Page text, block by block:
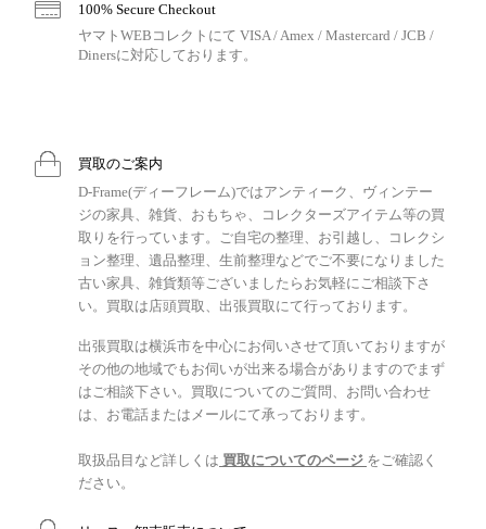
100% Secure Checkout
ヤマトWEBコレクトにて VISA / Amex / Mastercard / JCB /
Dinersに対応しております。
買取のご案内
D-Frame(ディーフレーム)ではアンティーク、ヴィンテー
ジの家具、雑貨、おもちゃ、コレクターズアイテム等の買
取りを行っています。ご自宅の整理、お引越し、コレクシ
ョン整理、遺品整理、生前整理などでご不要になりました
古い家具、雑貨類等ございましたらお気軽にご相談下さ
い。買取は店頭買取、出張買取にて行っております。
出張買取は横浜市を中心にお伺いさせて頂いておりますが
その他の地域でもお伺いが出来る場合がありますのでまず
はご相談下さい。買取についてのご質問、お問い合わせ
は、お電話またはメールにて承っております。
取扱品目など詳しくは 買取についてのページ をご確認く
ださい。